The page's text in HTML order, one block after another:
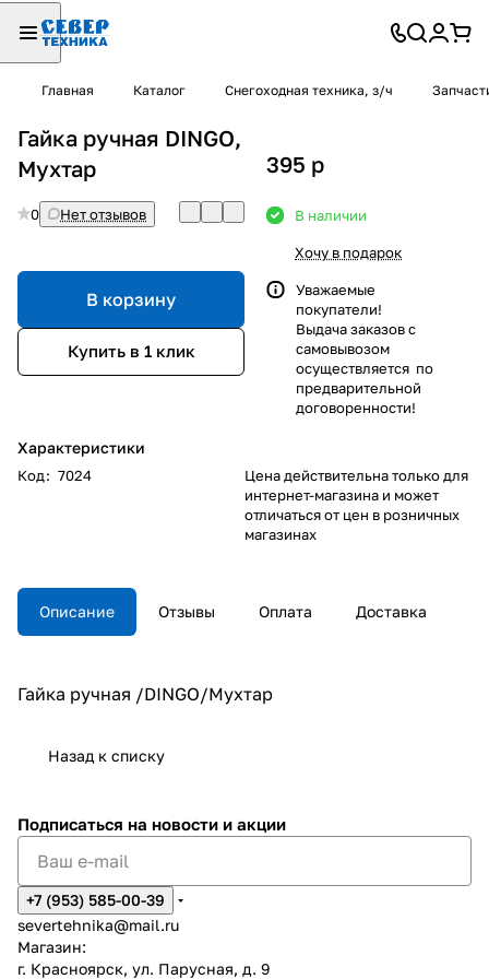
Главная Каталог Снегоходная техника, з/ч
Гайка ручная DINGO,
Мухтар
0 Нет отзывов
В корзину
Купить в 1 клик
Характеристики
Код: 7024
395 p
В наличии
Хочу в подарок
Уважаемые
покупатели!
Выдача заказов с
самовывозом
осуществляется по
предварительной
договоренности!
Цена действительна только для
интернет-магазина и может
отличаться от цен в розничных
магазинах
Описание Отзывы Оплата Доставка
Гайка ручная /DINGO/Мухтар
Назад к списку
Подписаться на новости и акции
+7 (953) 585-00-39
severtehnika@mail.ru
Магазин:
г. Красноярск, ул. Парусная, д. 9